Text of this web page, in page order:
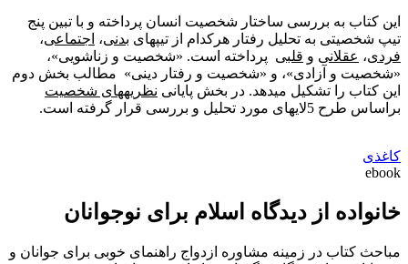
این کتاب به بررسی ساختار شخصیت انسان پرداخته و با تبین پنج
تیپ شخصیتی به تحلیل رفتار هرکدام از تیپ‎های
بدنی، اجتماعی،
فردی، عقلانی و قلبی پرداخته است. «شخصیت و زناشویی»،
«شخصیت و آزادی»، و «شخصیت و رفتار دینی» مطالب بخش دوم
این کتاب را تشکیل می‏‎دهد. در بخش پایانی
نظریه‎های شخصیت
براساس طرح 5لایه‎ای مورد تحلیل و بررسی قرار گرفته است.
کاغذی
ebook
خانواده از دیدگاه اسلام برای نوجوانان
مباحث کتاب در زمینه مشاوره ازدواج راهنمای خوبی برای جوانان و